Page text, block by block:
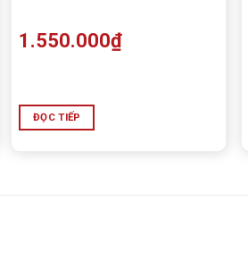
1.550.000₫
ĐỌC TIẾP